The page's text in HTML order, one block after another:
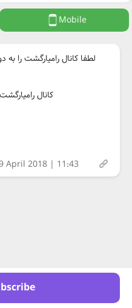
Mobile
لطفا کانال رامیارگشت را
کانال
April 2018 | 11:43